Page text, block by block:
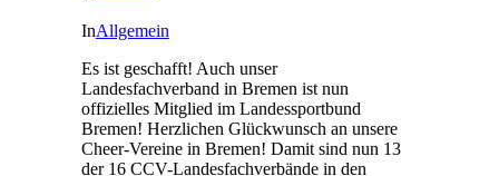
InAllgemein
Es ist geschafft! Auch unser
Landesfachverband in Bremen ist nun
offizielles Mitglied im Landessportbund
Bremen! Herzlichen Glückwunsch an unsere
Cheer-Vereine in Bremen! Damit sind nun 13
der 16 CCV-Landesfachverbände in den